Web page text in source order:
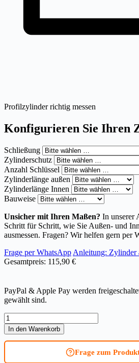
Profilzylinder richtig messen
Konfigurieren Sie Ihren
Schließung
Zylinderschutz
Anzahl Schlüssel
Zylinderlänge außen
Zylinderlänge Innen
Bauweise
Unsicher mit Ihren Maßen? In unserer
Schritt für Schritt, wie Sie Außen- und
ausmessen. Fragen? Wir helfen gern per
Frage per WhatsApp Anleitung: Zylinder
Gesamtpreis: 115,90 €
PayPal & Apple Pay werden
gewählt sind.
Knaufzylinder
für
Biffar
ABUS
In den Warenkorb
Frage zum